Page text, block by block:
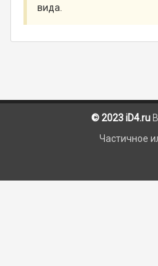
вида.
© 2023 iD4.ru
Частичное